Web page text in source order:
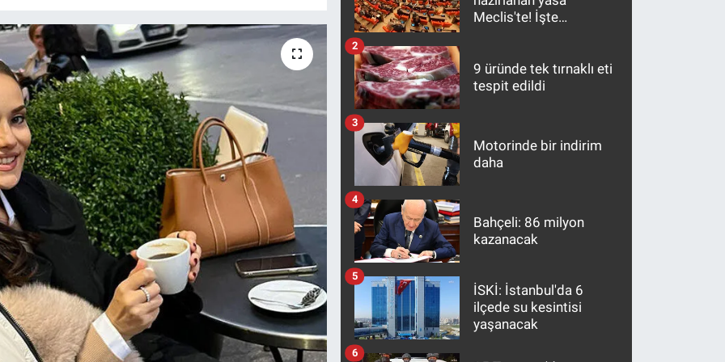
Meclis'te! İşte
9 üründe tek tırnaklı eti
tespit edildi
2
Motorinde bir indirim
daha
3
Bahçeli: 86 milyon
kazanacak
4
İSKİ: İstanbul'da 6
ilçede su kesintisi
yaşanacak
5
6